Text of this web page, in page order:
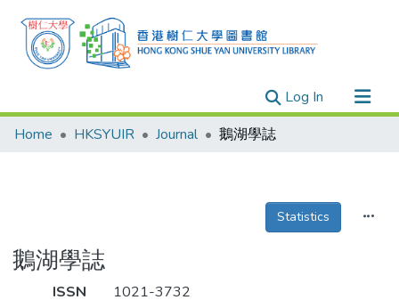
Log In(current)
Research Outputs
Theses
Home HKSYUIR Journal 鵝湖學誌
Statistics
鵝湖學誌
ISSN 1021-3732